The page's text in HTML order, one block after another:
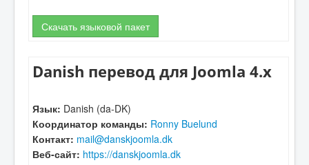
Скачать языковой пакет
Danish перевод для Joomla 4.x
Язык: Danish (da-DK)
Координатор команды: Ronny Buelund
Контакт: mail@danskjoomla.dk
Веб-сайт: https://danskjoomla.dk